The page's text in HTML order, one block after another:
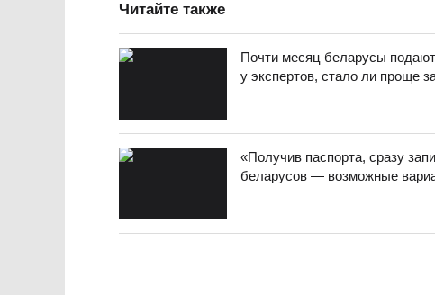
Читайте также
Почти месяц беларусы
у экспертов, стало ли проще
«Получив паспорта, сразу
беларусов — возможные